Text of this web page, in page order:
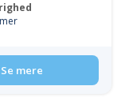
Se mere